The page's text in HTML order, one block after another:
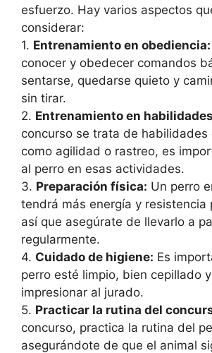
esfuerzo. Hay varios aspectos
considerar:
1. Entrenamiento en obediencia:
conocer y obedecer comandos
sentarse, quedarse quieto y
sin tirar.
2. Entrenamiento en
concurso se trata de habilidades
como agilidad o rastreo, es
al perro en esas actividades.
3. Preparación física: Un perro
tendrá más energía y resistencia
así que asegúrate de llevarlo a
regularmente.
4. Cuidado de higiene: Es
perro esté limpio, bien cepillado
impresionar al jurado.
5. Practicar la rutina del
concurso, practica la rutina del
asegurándote de que el animal